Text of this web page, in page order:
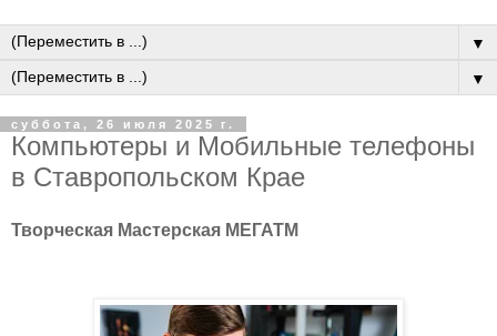
▼
▼
суббота, 26 июля 2025 г.
Компьютеры и Мобильные телефоны
в Ставропольском Крае
Творческая Мастерская МЕГАТМ